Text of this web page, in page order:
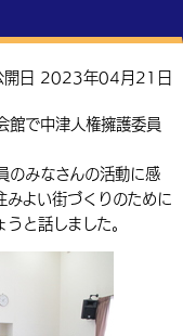
国語（簡体字）
国語（한국어）
金
防
・スポーツ・人権
方向け情報
用
預ける
療
策
を探す
食べる
ベント・祭り
紹介
聴
開日 2023年04月21日
で中津人権擁護委員
のみなさんの活動に感
みよい街づくりのために
と話しました。